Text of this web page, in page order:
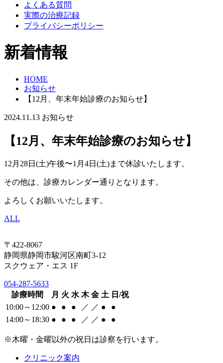
よくある質問
実際の治療記録
プライバシーポリシー
新着情報
HOME
お知らせ
【12月、年末年始診療のお知らせ】
2024.11.13 お知らせ
【12月、年末年始診療のお知らせ】
12月28日(土)午後〜1月4日(土)まで休診いたします。
その他は、診療カレンダー通りとなります。
よろしくお願いいたします。
ALL
〒422-8067
静岡県静岡市駿河区南町3-12
スクウェア・エス 1F
054-287-5633
診療時間
月 火 水 木 金 土 日/祝
10:00～12:00 ● ● ● ／ ／ ●
●
14:00～18:30 ● ● ● ／ ／ ● ●
※木曜・金曜以外の祝日は診察を行います。
クリニック案内